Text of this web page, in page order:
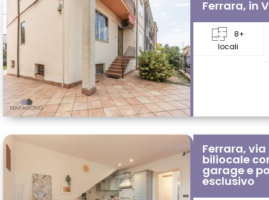
Ferrara, in
8+
locali
Ferrara,
biliocale
garage e
esclusivo